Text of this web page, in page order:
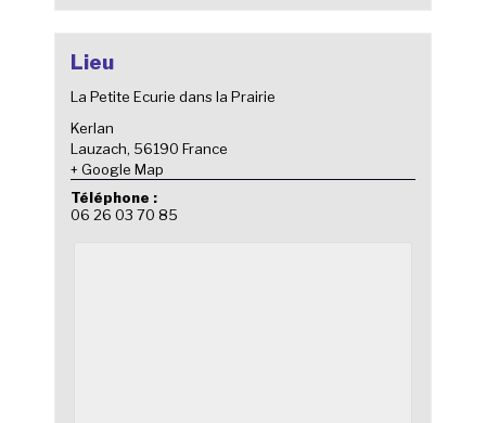
Lieu
La Petite Ecurie dans la Prairie
Kerlan
Lauzach, 56190 France
+ Google Map
Téléphone :
06 26 03 70 85